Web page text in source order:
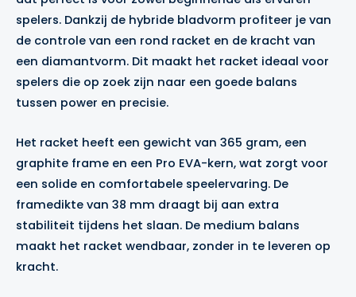
spelers. Dankzij de hybride bladvorm profiteer je van
de controle van een rond racket en de kracht van
een diamantvorm. Dit maakt het racket ideaal voor
spelers die op zoek zijn naar een goede balans
tussen power en precisie.
Het racket heeft een gewicht van 365 gram, een
graphite frame en een Pro EVA-kern, wat zorgt voor
een solide en comfortabele speelervaring. De
framedikte van 38 mm draagt bij aan extra
stabiliteit tijdens het slaan. De medium balans
maakt het racket wendbaar, zonder in te leveren op
kracht.